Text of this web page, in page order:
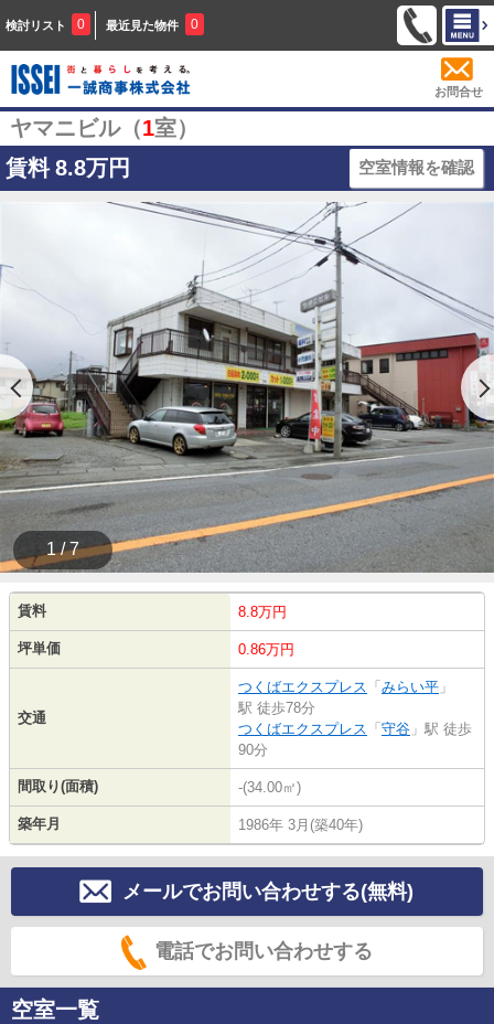
検討リスト 0 最近見た物件 0
お問合せ
ヤマニビル（1室）
賃料 8.8万円 空室情報を確認
1 / 7
賃料 8.8万円
坪単価 0.86万円
交通
つくばエクスプレス 「 みらい平 」
駅 徒歩78分
つくばエクスプレス 「 守谷 」駅 徒歩
90分
間取り(面積) -(34.00㎡)
築年月 1986年 3月(築40年)
メールでお問い合わせする(無料)
電話でお問い合わせする
空室一覧